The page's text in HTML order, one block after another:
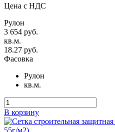
Цена с НДС
Рулон
3 654 руб.
кв.м.
18.27 руб.
Фасовка
Рулон
кв.м.
В корзину